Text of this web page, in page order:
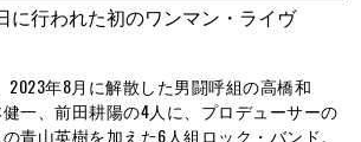
に行われた初のワンマン・ライヴ
2023年8月に解散した男闘呼組の高橋和
一、前田耕陽の4人に、プロデューサーの
青山英樹を加えた6人組ロック・バンド。